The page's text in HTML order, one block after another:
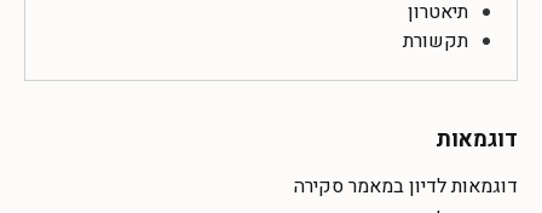
תיאטרון
תקשורת
דוגמאות
דוגמאות לדיון במאמר סקירה